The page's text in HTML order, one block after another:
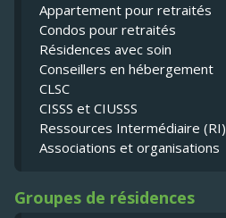
Appartement pour retraités
Condos pour retraités
Résidences avec soin
Conseillers en hébergement
CLSC
CISSS et CIUSSS
Ressources Intermédiaire (RI)
Associations et organisations
Groupes de résidences